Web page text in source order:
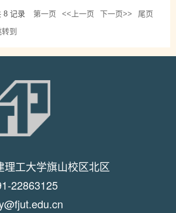
8 记录 第一页 <<上一页 下一页>>
尾页
转到
理工大学旗山校区北区
22863125